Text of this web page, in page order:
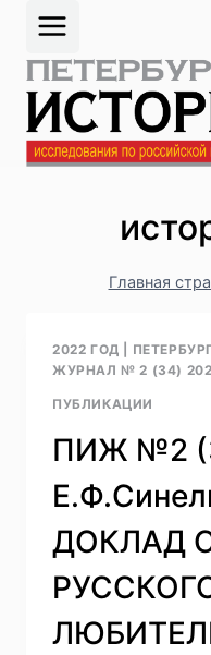
Перейти
содержимому
Главная
2022 ГОД
ЖУРНАЛ № 2 (34)
ПУБЛИКАЦИИ
ПИЖ №2
ДОКЛАД